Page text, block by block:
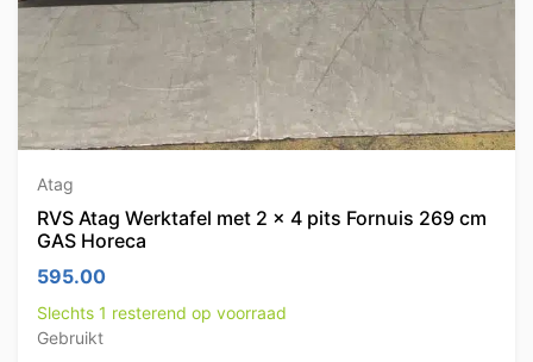
Atag
RVS Atag Werktafel met 2 x 4 pits Fornuis 269 cm
GAS Horeca
595.00
Slechts 1 resterend op voorraad
Gebruikt